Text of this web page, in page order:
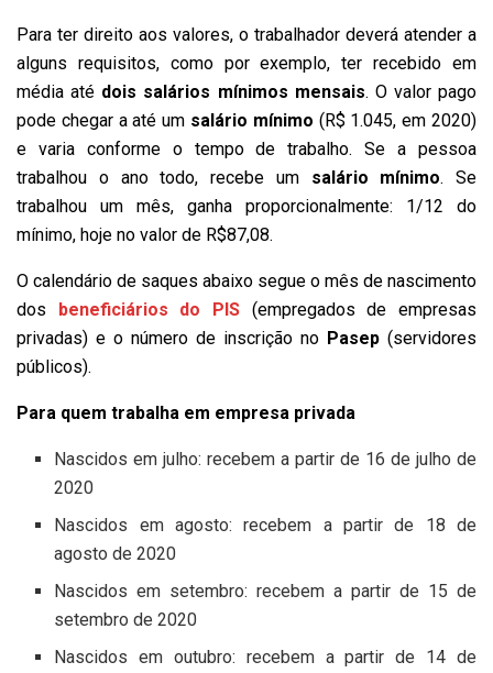
Para ter direito aos valores, o trabalhador deverá atender a
alguns requisitos, como por exemplo, ter recebido em
média até dois salários mínimos mensais. O valor pago
pode chegar a até um salário mínimo (R$ 1.045, em 2020)
e varia conforme o tempo de trabalho. Se a pessoa
trabalhou o ano todo, recebe um salário mínimo. Se
trabalhou um mês, ganha proporcionalmente: 1/12 do
mínimo, hoje no valor de R$87,08.
O calendário de saques abaixo segue o mês de nascimento
dos beneficiários do PIS (empregados de empresas
privadas) e o número de inscrição no Pasep (servidores
públicos).
Para quem trabalha em empresa privada
Nascidos em julho: recebem a partir de 16 de julho de
2020
Nascidos em agosto: recebem a partir de 18 de
agosto de 2020
Nascidos em setembro: recebem a partir de 15 de
setembro de 2020
Nascidos em outubro: recebem a partir de 14 de